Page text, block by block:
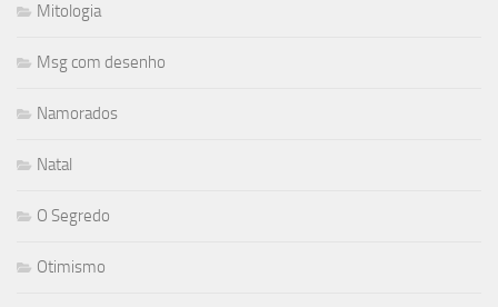
Mitologia
Msg com desenho
Namorados
Natal
O Segredo
Otimismo